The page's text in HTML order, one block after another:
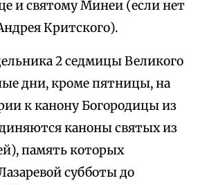
и святому Минеи (если нет
Критского).
2 седмицы Великого
дни, кроме пятницы, на
к канону Богородицы из
каноны святых из
память которых
субботы до